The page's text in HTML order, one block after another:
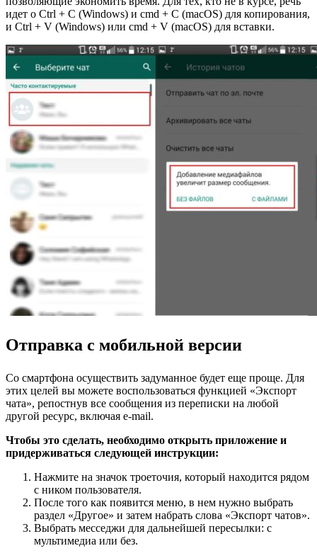
идет о Ctrl + C (Windows) и cmd + C (macOS) для копирования,
и Ctrl + V (Windows) или cmd + V (macOS) для вставки.
Отправка с мобильной версии
Со смартфона осуществить задуманное будет еще проще. Для
этих целей вы можете воспользоваться функцией «Экспорт
чата», репостнув все сообщения из переписки на любой
другой ресурс, включая e-mail.
Чтобы это сделать, необходимо открыть приложение и
придерживаться следующей инструкции:
Нажмите на значок троеточия, который находится рядом
с ником пользователя.
После того как появится меню, в нем нужно выбрать
раздел «Другое» и затем набрать слова «Экспорт чатов».
Выбрать месседжи для дальнейшей пересылки: с
мультимедиа или без.